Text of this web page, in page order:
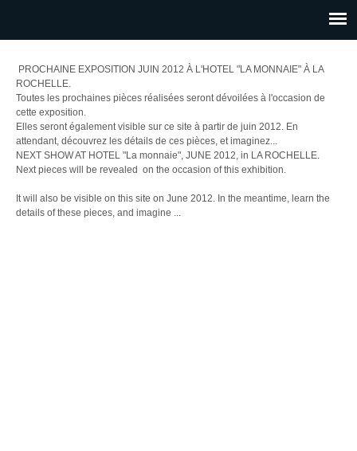
PROCHAINE EXPOSITION JUIN 2012 À L'HOTEL "LA MONNAIE" À LA
ROCHELLE.
Toutes les prochaines pièces réalisées seront dévoilées à l'occasion de
cette exposition.
Elles seront également visible sur ce site à partir de juin 2012. En
attendant, découvrez les détails de ces pièces, et imaginez...
NEXT SHOWAT HOTEL "La monnaie", JUNE 2012, in LA ROCHELLE.
Next pieces will be revealed ​​on the occasion of this exhibition.
Itwill also be visible on this site on June 2012. In the meantime, learn the
details of these pieces, and imagine ...